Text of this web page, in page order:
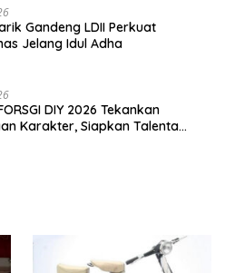
Gandeng LDII Perkuat
Jelang Idul Adha
DIY 2026 Tekankan
Karakter, Siapkan Talenta